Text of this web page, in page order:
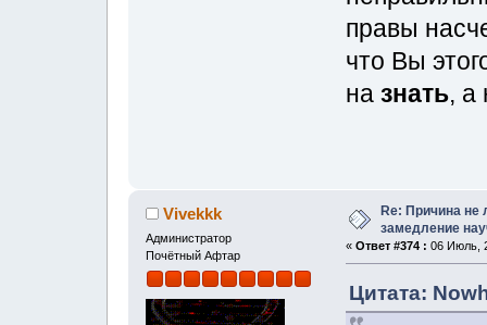
правы
что Вы
на знать, а
Vivekkk
Администратор
Почётный Афтар
Re: Причина не
замедление
« Ответ #374 : 06 Июль,
Цитата: